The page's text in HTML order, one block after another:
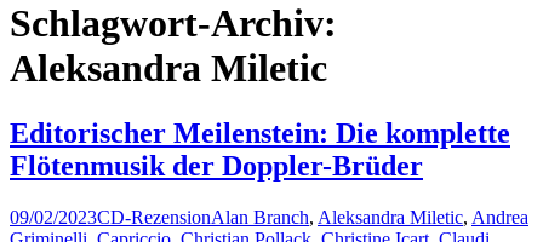
Schlagwort-Archiv:
Aleksandra Miletic
Editorischer Meilenstein: Die komplette
Flötenmusik der Doppler-Brüder
09/02/2023CD-RezensionAlan Branch, Aleksandra Miletic, Andrea